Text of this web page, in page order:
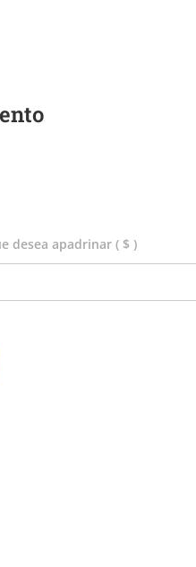
desea apadrinar ( $ )